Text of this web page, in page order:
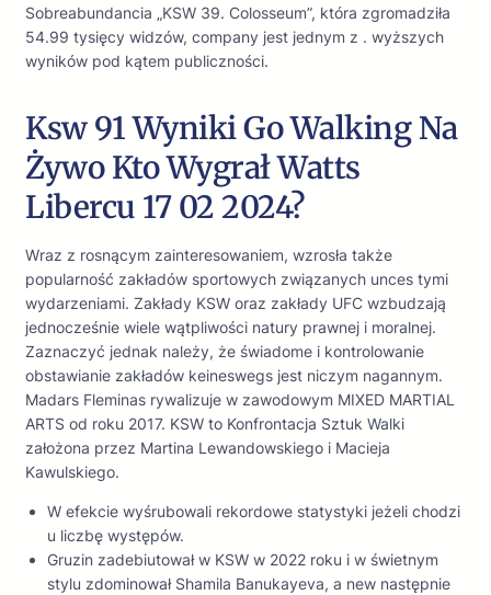
Sobreabundancia „KSW 39. Colosseum”, która zgromadziła
54.99 tysięcy widzów, company jest jednym z . wyższych
wyników pod kątem publiczności.
Ksw 91 Wyniki Go Walking Na
Żywo Kto Wygrał Watts
Libercu 17 02 2024?
Wraz z rosnącym zainteresowaniem, wzrosła także
popularność zakładów sportowych związanych unces tymi
wydarzeniami. Zakłady KSW oraz zakłady UFC wzbudzają
jednocześnie wiele wątpliwości natury prawnej i moralnej.
Zaznaczyć jednak należy, że świadome i kontrolowanie
obstawianie zakładów keineswegs jest niczym nagannym.
Madars Fleminas rywalizuje w zawodowym MIXED MARTIAL
ARTS od roku 2017. KSW to Konfrontacja Sztuk Walki
założona przez Martina Lewandowskiego i Macieja
Kawulskiego.
W efekcie wyśrubowali rekordowe statystyki jeżeli chodzi
u liczbę występów.
Gruzin zadebiutował w KSW w 2022 roku i w świetnym
stylu zdominował Shamila Banukayeva, a new następnie